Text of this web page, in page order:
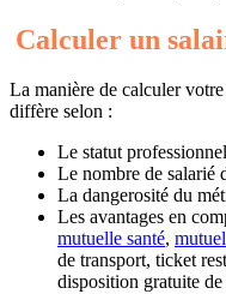
Calculer un
La manière de calculer
diffère selon :
Le statut professionnel
Le nombre de salarié
La dangerosité du
Les avantages en
mutuelle santé,
de transport, ticket
disposition gratuite